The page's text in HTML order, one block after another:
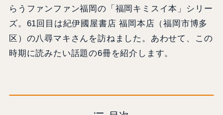
らうファンファン福岡の「福岡キミスイ本」シリー
ズ。61回目は紀伊國屋書店 福岡本店（福岡市博多
区）の八尋マキさんを訪ねました。あわせて、この
時期に読みたい話題の6冊を紹介します。